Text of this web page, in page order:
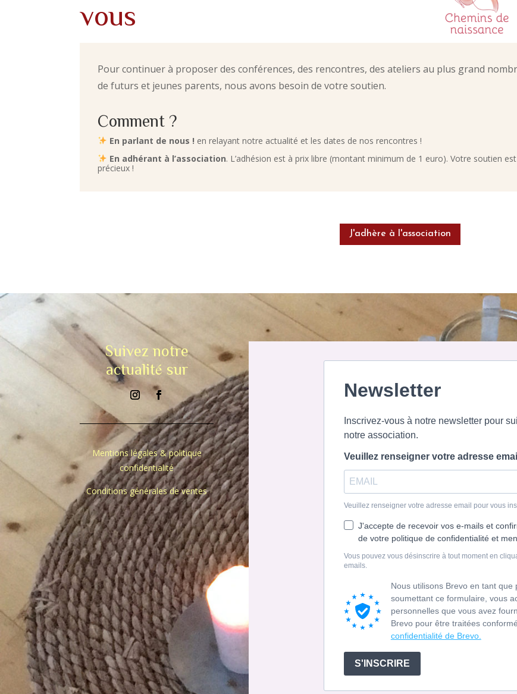
vous
Pour continuer à proposer des conférences, des rencontres, des ateliers au plus grand
de futurs et jeunes parents, nous avons besoin de votre soutien.
Comment ?
En parlant de nous ! en relayant notre actualité et les dates de nos rencontres !
En adhérant à l’association. L’adhésion est à prix libre (montant minimum de 1 euro). Votre soutien est
précieux !
J'adhère à l'association
Suivez notre
actualité sur
Mentions légales & politique
confidentialité
Conditions générales de ventes
Newsletter
Inscrivez-vous à notre newsletter pour
notre association.
Veuillez renseigner votre adresse
Veuillez renseigner votre adresse email pour vous
J'accepte de recevoir vos e-mails et
de votre politique de confidentialité et
Vous pouvez vous désinscrire à tout moment en
emails.
Nous utilisons Brevo en tant que
soumettant ce formulaire, vous
personnelles que vous avez
Brevo pour être traitées
confidentialité de Brevo.
S'INSCRIRE